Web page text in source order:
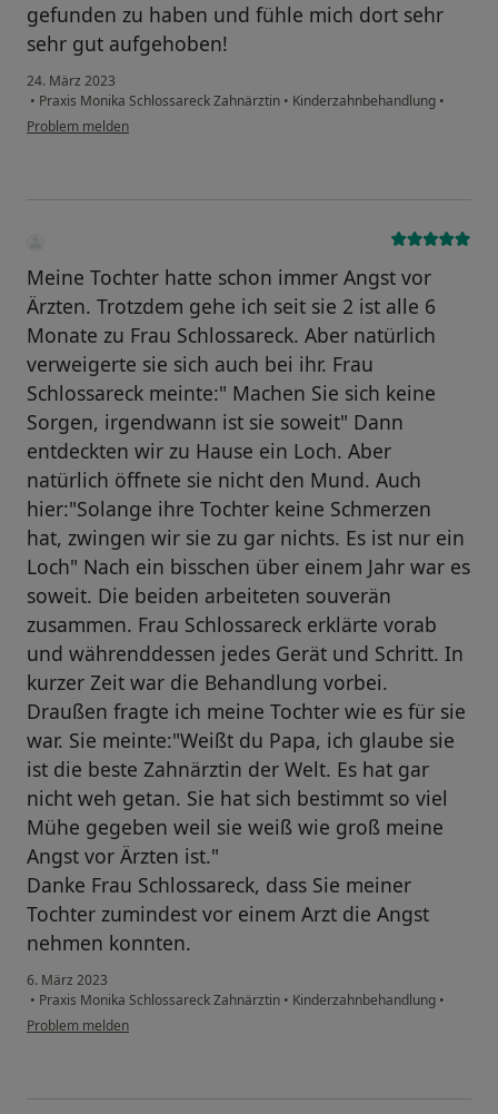
gefunden zu haben und fühle mich dort sehr
sehr gut aufgehoben!
24. März 2023
• Praxis Monika Schlossareck Zahnärztin • Kinderzahnbehandlung •
Problem melden
Meine Tochter hatte schon immer Angst vor
Ärzten. Trotzdem gehe ich seit sie 2 ist alle 6
Monate zu Frau Schlossareck. Aber natürlich
verweigerte sie sich auch bei ihr. Frau
Schlossareck meinte:" Machen Sie sich keine
Sorgen, irgendwann ist sie soweit" Dann
entdeckten wir zu Hause ein Loch. Aber
natürlich öffnete sie nicht den Mund. Auch
hier:"Solange ihre Tochter keine Schmerzen
hat, zwingen wir sie zu gar nichts. Es ist nur ein
Loch" Nach ein bisschen über einem Jahr war es
soweit. Die beiden arbeiteten souverän
zusammen. Frau Schlossareck erklärte vorab
und währenddessen jedes Gerät und Schritt. In
kurzer Zeit war die Behandlung vorbei.
Draußen fragte ich meine Tochter wie es für sie
war. Sie meinte:"Weißt du Papa, ich glaube sie
ist die beste Zahnärztin der Welt. Es hat gar
nicht weh getan. Sie hat sich bestimmt so viel
Mühe gegeben weil sie weiß wie groß meine
Angst vor Ärzten ist."
Danke Frau Schlossareck, dass Sie meiner
Tochter zumindest vor einem Arzt die Angst
nehmen konnten.
6. März 2023
• Praxis Monika Schlossareck Zahnärztin • Kinderzahnbehandlung •
Problem melden